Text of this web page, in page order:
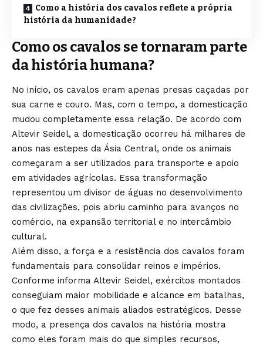
Como a história dos cavalos reflete a própria
história da humanidade?
Como os cavalos se tornaram parte
da história humana?
No início, os cavalos eram apenas presas caçadas por
sua carne e couro. Mas, com o tempo, a domesticação
mudou completamente essa relação. De acordo com
Altevir Seidel, a domesticação ocorreu há milhares de
anos nas estepes da Ásia Central, onde os animais
começaram a ser utilizados para transporte e apoio
em atividades agrícolas. Essa transformação
representou um divisor de águas no desenvolvimento
das civilizações, pois abriu caminho para avanços no
comércio, na expansão territorial e no intercâmbio
cultural.
Além disso, a força e a resistência dos cavalos foram
fundamentais para consolidar reinos e impérios.
Conforme informa Altevir Seidel, exércitos montados
conseguiam maior mobilidade e alcance em batalhas,
o que fez desses animais aliados estratégicos. Desse
modo, a presença dos cavalos na história mostra
como eles foram mais do que simples recursos,